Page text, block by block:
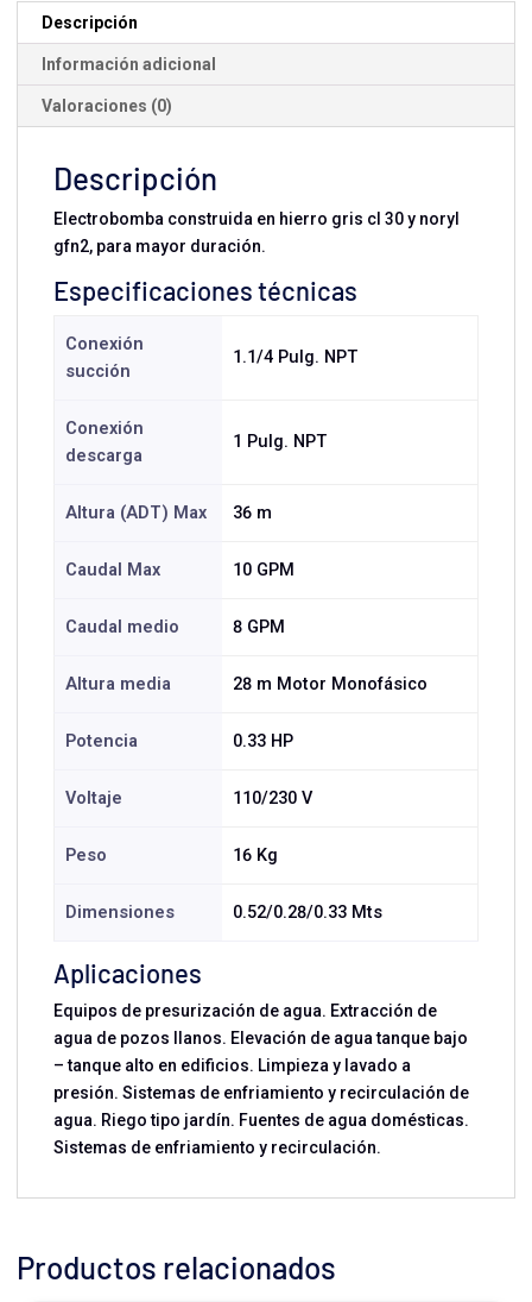
cantidad
Descripción
Información adicional
Valoraciones (0)
Descripción
Electrobomba construida en hierro gris cl 30 y noryl
gfn2, para mayor duración.
Especificaciones técnicas
Conexión
succión
1.1/4 Pulg. NPT
Conexión
descarga
1 Pulg. NPT
Altura (ADT) Max 36 m
Caudal Max 10 GPM
Caudal medio 8 GPM
Altura media 28 m Motor Monofásico
Potencia 0.33 HP
Voltaje 110/230 V
Peso 16 Kg
Dimensiones 0.52/0.28/0.33 Mts
Aplicaciones
Equipos de presurización de agua. Extracción de
agua de pozos llanos. Elevación de agua tanque bajo
– tanque alto en edificios. Limpieza y lavado a
presión. Sistemas de enfriamiento y recirculación de
agua. Riego tipo jardín. Fuentes de agua domésticas.
Sistemas de enfriamiento y recirculación.
Productos relacionados